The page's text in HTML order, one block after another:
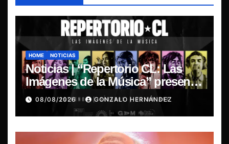
HOME NOTICIAS
Noticias | “Repertorio CL: Las
Imágenes de la Música” presenta
la esencia del nuevo sonido
nacional
08/08/2026 GONZALO HERNÁNDEZ